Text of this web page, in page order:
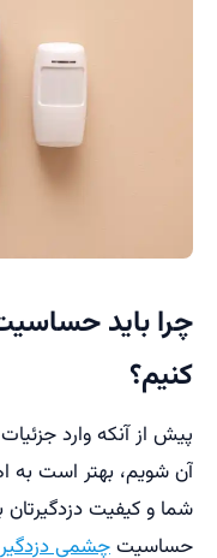
چرا باید
کنیم؟
پیش از آنکه وارد
آن شویم، بهتر است به
شما و کیفیت دزدگیرتان
حساسیتچشمی دزدگیر